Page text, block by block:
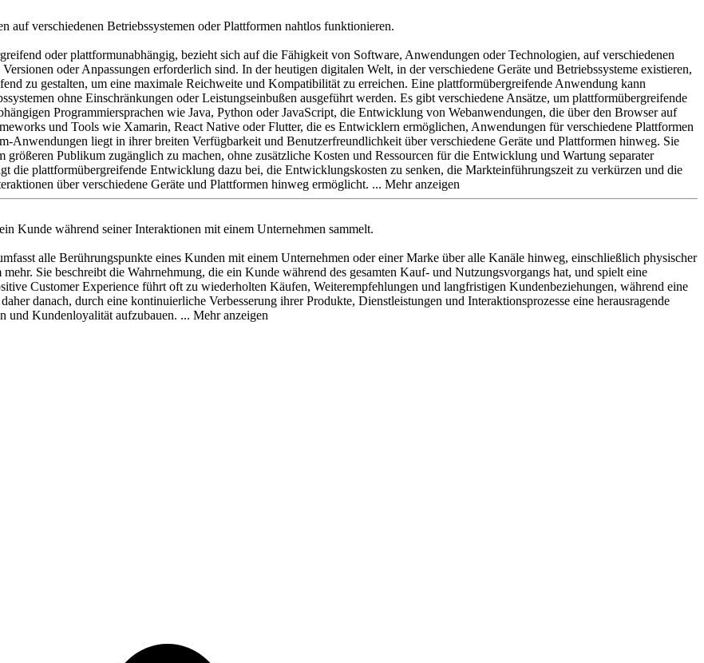
auf verschiedenen Betriebssystemen oder Plattformen nahtlos funktionieren.
oder plattformunabhängig, bezieht sich auf die Fähigkeit von Software, Anwendungen oder Technologien, auf verschiedenen
oder Anpassungen erforderlich sind. In der heutigen digitalen Welt, in der verschiedene Geräte und Betriebssysteme existieren,
zu gestalten, um eine maximale Reichweite und Kompatibilität zu erreichen. Eine plattformübergreifende Anwendung kann
ohne Einschränkungen oder Leistungseinbußen ausgeführt werden. Es gibt verschiedene Ansätze, um plattformübergreifende
Programmiersprachen wie Java, Python oder JavaScript, die Entwicklung von Webanwendungen, die über den Browser auf
und Tools wie Xamarin, React Native oder Flutter, die es Entwicklern ermöglichen, Anwendungen für verschiedene Plattformen
Anwendungen liegt in ihrer breiten Verfügbarkeit und Benutzerfreundlichkeit über verschiedene Geräte und Plattformen hinweg. Sie
Publikum zugänglich zu machen, ohne zusätzliche Kosten und Ressourcen für die Entwicklung und Wartung separater
die plattformübergreifende Entwicklung dazu bei, die Entwicklungskosten zu senken, die Markteinführungszeit zu verkürzen und die
über verschiedene Geräte und Plattformen hinweg ermöglicht.
Kunde während seiner Interaktionen mit einem Unternehmen sammelt.
alle Berührungspunkte eines Kunden mit einem Unternehmen oder einer Marke über alle Kanäle hinweg, einschließlich physischer
Sie beschreibt die Wahrnehmung, die ein Kunde während des gesamten Kauf- und Nutzungsvorgangs hat, und spielt eine
Customer Experience führt oft zu wiederholten Käufen, Weiterempfehlungen und langfristigen Kundenbeziehungen, während eine
danach, durch eine kontinuierliche Verbesserung ihrer Produkte, Dienstleistungen und Interaktionsprozesse eine herausragende
und Kundenloyalität aufzubauen.